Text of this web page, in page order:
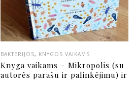
BAKTERIJOS, KNYGOS VAIKAMS
Knyga vaikams – Mikropolis (su
autorės parašu ir palinkėjimu) ir